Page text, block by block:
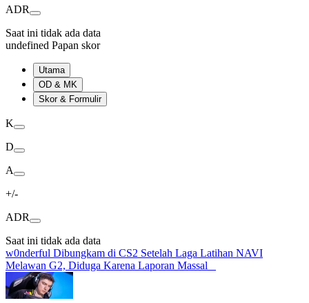
ADR
Saat ini tidak ada data
undefined Papan skor
Utama
OD & MK
Skor & Formulir
K
D
A
+/-
ADR
Saat ini tidak ada data
w0nderful Dibungkam di CS2 Setelah Laga Latihan NAVI
Melawan G2, Diduga Karena Laporan Massal